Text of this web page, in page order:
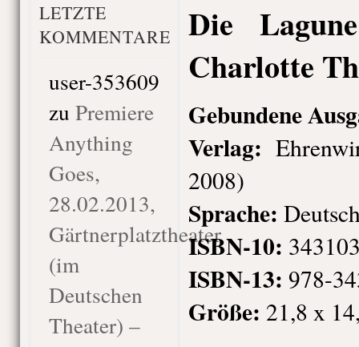
LETZTE
KOMMENTARE
user-353609
zu Premiere
Anything
Goes,
28.02.2013,
Gärtnerplatztheater
(im
Deutschen
Theater) –
Die
Charlotte
Gebundene
Verlag:
2008)
Sprache:
ISBN-10:
ISBN-13: 978-
Größe: 21,8 x